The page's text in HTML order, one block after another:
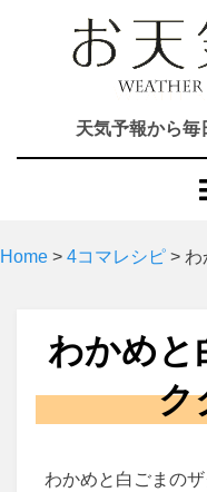
天気予報から毎
Home > 4コマレシピ > わ
わかめと
ク
わかめと白ごまの